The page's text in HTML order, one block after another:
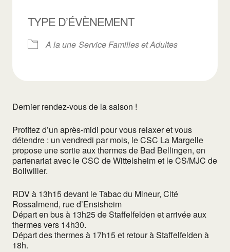
TYPE D’ÉVÈNEMENT
A la une Service Familles et Adultes
Dernier rendez-vous de la saison !
Profitez d’un après-midi pour vous relaxer et vous
détendre : un vendredi par mois, le CSC La Margelle
propose une sortie aux thermes de Bad Bellingen, en
partenariat avec le CSC de Wittelsheim et le CS/MJC de
Bollwiller.
RDV à 13h15 devant le Tabac du Mineur, Cité
Rossalmend, rue d’Ensisheim
Départ en bus à 13h25 de Staffelfelden et arrivée aux
thermes vers 14h30.
Départ des thermes à 17h15 et retour à Staffelfelden à
18h.